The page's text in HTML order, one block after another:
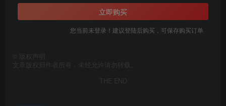
立即购买
您当前未登录！建议登陆后购买，可保存购买订单
版权声明
文章版权归作者所有，未经允许请勿转载。
THE END